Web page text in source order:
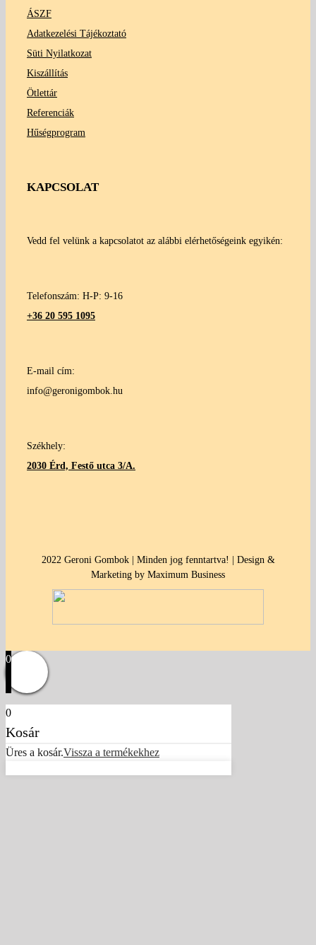
ÁSZF
Adatkezelési Tájékoztató
Süti Nyilatkozat
Kiszállítás
Ötlettár
Referenciák
Hűségprogram
KAPCSOLAT
Vedd fel velünk a kapcsolatot az alábbi elérhetőségeink egyikén:
Telefonszám: H-P: 9-16
+36 20 595 1095
E-mail cím:
info@geronigombok.hu
Székhely:
2030 Érd, Festő utca 3/A.
2022 Geroni Gombok | Minden jog fenntartva! | Design &
Marketing by Maximum Business
0
0
Kosár
Üres a kosár.Vissza a termékekhez